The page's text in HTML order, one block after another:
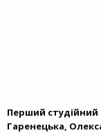
Перший студійний
Гаренецька,